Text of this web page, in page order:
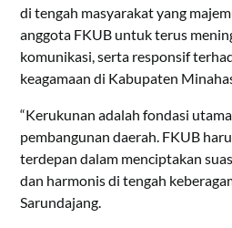
di tengah masyarakat yang
anggota FKUB untuk terus
komunikasi, serta responsif
keagamaan di Kabupaten
“Kerukunan adalah fondasi
pembangunan daerah. FKUB
terdepan dalam menciptakan
dan harmonis di tengah
Sarundajang.